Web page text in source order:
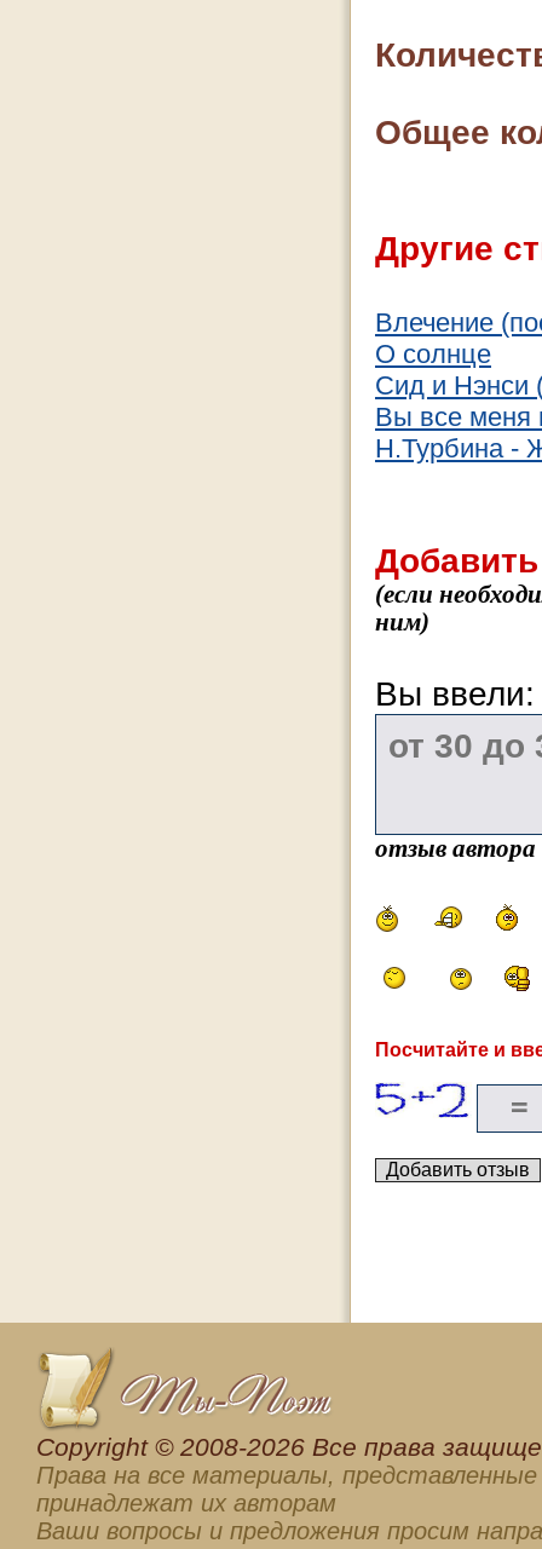
Общее
Другие
Влечение
О солнце
Сид и Нэнси
Вы все меня
Н.Турбина -
(если
ним)
Вы
отзыв
Посчитайте и
Сopyright © 2008-2026 Все права
Права на все материалы, представленные
принадлежат их авторам
Ваши вопросы и предложения просим